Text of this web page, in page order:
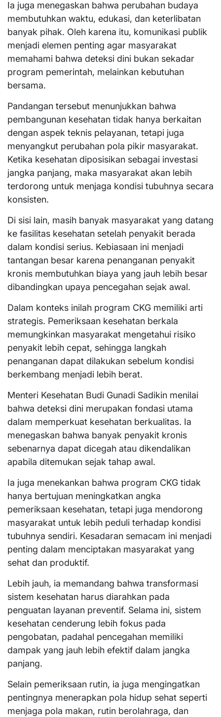
Ia juga menegaskan bahwa perubahan budaya
membutuhkan waktu, edukasi, dan keterlibatan
banyak pihak. Oleh karena itu, komunikasi publik
menjadi elemen penting agar masyarakat
memahami bahwa deteksi dini bukan sekadar
program pemerintah, melainkan kebutuhan
bersama.
Pandangan tersebut menunjukkan bahwa
pembangunan kesehatan tidak hanya berkaitan
dengan aspek teknis pelayanan, tetapi juga
menyangkut perubahan pola pikir masyarakat.
Ketika kesehatan diposisikan sebagai investasi
jangka panjang, maka masyarakat akan lebih
terdorong untuk menjaga kondisi tubuhnya secara
konsisten.
Di sisi lain, masih banyak masyarakat yang datang
ke fasilitas kesehatan setelah penyakit berada
dalam kondisi serius. Kebiasaan ini menjadi
tantangan besar karena penanganan penyakit
kronis membutuhkan biaya yang jauh lebih besar
dibandingkan upaya pencegahan sejak awal.
Dalam konteks inilah program CKG memiliki arti
strategis. Pemeriksaan kesehatan berkala
memungkinkan masyarakat mengetahui risiko
penyakit lebih cepat, sehingga langkah
penanganan dapat dilakukan sebelum kondisi
berkembang menjadi lebih berat.
Menteri Kesehatan Budi Gunadi Sadikin menilai
bahwa deteksi dini merupakan fondasi utama
dalam memperkuat kesehatan berkualitas. Ia
menegaskan bahwa banyak penyakit kronis
sebenarnya dapat dicegah atau dikendalikan
apabila ditemukan sejak tahap awal.
Ia juga menekankan bahwa program CKG tidak
hanya bertujuan meningkatkan angka
pemeriksaan kesehatan, tetapi juga mendorong
masyarakat untuk lebih peduli terhadap kondisi
tubuhnya sendiri. Kesadaran semacam ini menjadi
penting dalam menciptakan masyarakat yang
sehat dan produktif.
Lebih jauh, ia memandang bahwa transformasi
sistem kesehatan harus diarahkan pada
penguatan layanan preventif. Selama ini, sistem
kesehatan cenderung lebih fokus pada
pengobatan, padahal pencegahan memiliki
dampak yang jauh lebih efektif dalam jangka
panjang.
Selain pemeriksaan rutin, ia juga mengingatkan
pentingnya menerapkan pola hidup sehat seperti
menjaga pola makan, rutin berolahraga, dan